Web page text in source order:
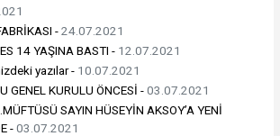
-24.07.2021
14 YAŞINA BASTI - 12.07.2021
yazılar - 10.07.2021
GENEL KURULU ÖNCESİ -03.07.2021
SAYIN HÜSEYİN AKSOY’A YENİ
-03.07.2021